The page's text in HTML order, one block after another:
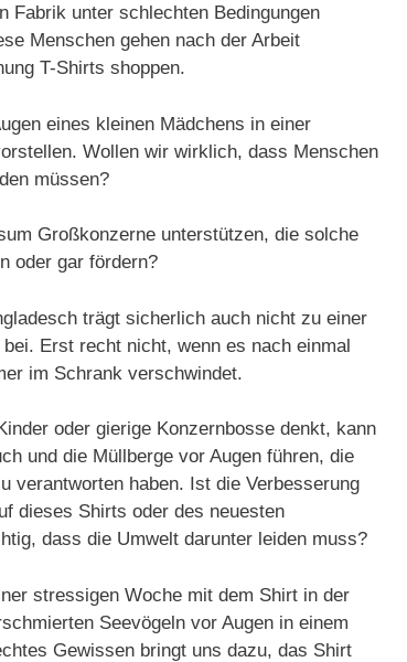
Fabrik unter schlechten Bedingungen
Menschen gehen nach der Arbeit
T-Shirts shoppen.
eines kleinen Mädchens in einer
Wollen wir wirklich, dass Menschen
müssen?
Großkonzerne unterstützen, die solche
oder gar fördern?
trägt sicherlich auch nicht zu einer
Erst recht nicht, wenn es nach einmal
im Schrank verschwindet.
oder gierige Konzernbosse denkt, kann
und die Müllberge vor Augen führen, die
verantworten haben. Ist die Verbesserung
dieses Shirts oder des neuesten
dass die Umwelt darunter leiden muss?
stressigen Woche mit dem Shirt in der
Seevögeln vor Augen in einem
Gewissen bringt uns dazu, das Shirt